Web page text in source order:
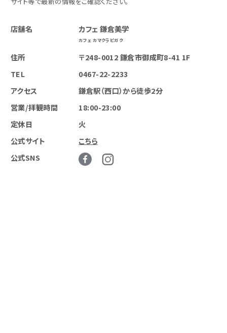
店舗名 カフェ 鎌倉美学
カフェ カマクラビガク
住所
〒248-0012 鎌倉市御成町8-41 1F
TEL
0467-22-2233
アクセス
鎌倉駅（西口）から徒歩2分
営業/拝観時間
18:00-23:00
定休日
火
公式サイト
こちら
公式SNS